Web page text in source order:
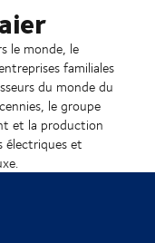
le monde, le
familiales
du monde du
le groupe
et la production
électriques et